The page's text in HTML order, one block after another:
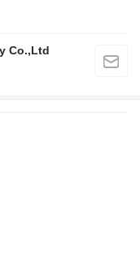
Co.,Ltd